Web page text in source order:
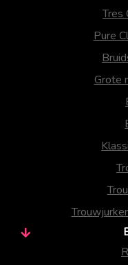
Tres
Pure
Grote